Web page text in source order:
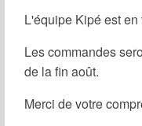
L'équipe Kipé est en
Les commandes
de la fin août.
Merci de votre
roduction
et de Brazzaville.
plusieurs cultures,